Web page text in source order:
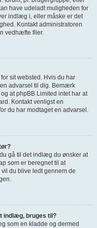
have udeladt muligheden for
indlæg i, eller måske er det
Kontakt administratoren
vedhæfte filer.
sit websted. Hvis du har
advarsel til dig. Bemærk
at phpBB Limited intet har at
Kontakt venligst en
du har modtaget en advarsel.
gå til det indlæg du ønsker at
som er beregnet til at
du blive ledt gennem de
indlæg, bruges til?
som en kladde og dermed